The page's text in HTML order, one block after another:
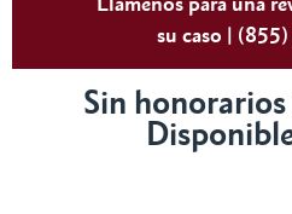
su caso |
Sin honorarios